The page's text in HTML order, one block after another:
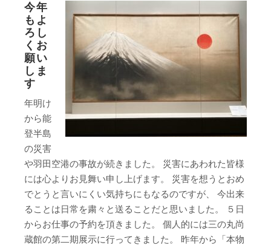
今年
もよ
ろし
くお
願い
しま
す
年明け
から能
登半島
の災害
や羽田空港の事故が続きました。 災害にあわれた皆様
には心よりお見舞い申し上げます。 災害を想うとおめ
でとうと言いにくい気持ちにもなるのですが、 今出来
ることは日常を粛々と送ることだと思いました。 ５日
からお仕事の予約を頂きました。 個人的には三の丸尚
蔵館の第二期展示に行ってきました。 昨年から「本物